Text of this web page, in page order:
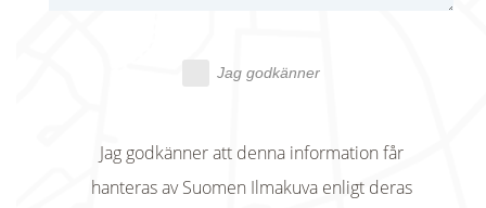
Jag godkänner
Jag godkänner att denna information får
hanteras av Suomen Ilmakuva enligt deras